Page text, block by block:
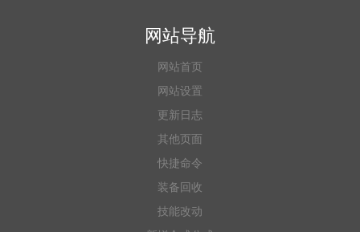
网站导航
网站首页
网站设置
更新日志
其他页面
快捷命令
装备回收
技能改动